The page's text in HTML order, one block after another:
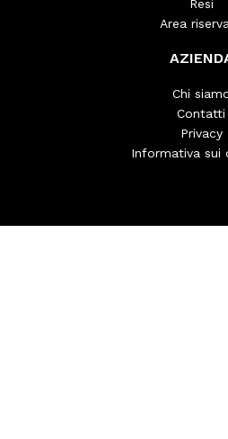
Resi
Area
Chi
Contatti
Privacy
Informativa sui